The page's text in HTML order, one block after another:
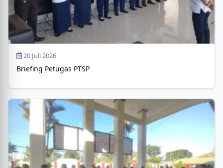
20 Juli 2026
Briefing Petugas PTSP